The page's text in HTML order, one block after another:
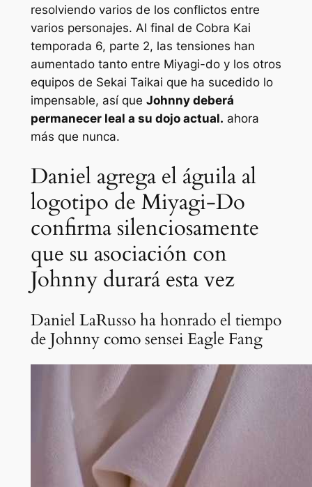
resolviendo varios de los conflictos entre
varios personajes. Al final de Cobra Kai
temporada 6, parte 2, las tensiones han
aumentado tanto entre Miyagi-do y los otros
equipos de Sekai Taikai que ha sucedido lo
impensable, así que Johnny deberá
permanecer leal a su dojo actual. ahora
más que nunca.
Daniel agrega el águila al
logotipo de Miyagi-Do
confirma silenciosamente
que su asociación con
Johnny durará esta vez
Daniel LaRusso ha honrado el tiempo
de Johnny como sensei Eagle Fang